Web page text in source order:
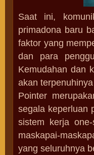
Saat ini,
primadona baru
faktor yang
dan para
Kemudahan dan
akan
Pointer
segala keperluan
sistem kerja
maskapai-
yang seluruhnya